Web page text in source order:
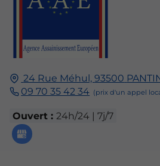
24 Rue Méhul,93500
09 70 35 42 34
Ouvert : 24h/24 | 7j/7